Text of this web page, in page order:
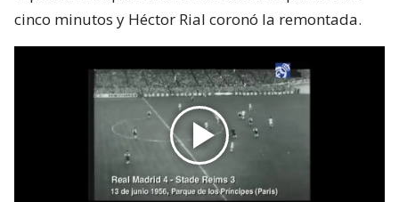
cinco minutos y Héctor Rial coronó la remontada.